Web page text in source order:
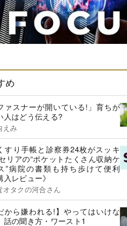
め
ァスナーが開いている!」育ちが
人はどう伝える?
えみ
すり手帳と診察券24枚がスッキ
リアの“ポケットたくさん収納ケ
”病院の書類も持ち歩けて便利
入レビュー》
オタクの河合さん
から嫌われる!】やってはいけな
話の聞き方・ワースト1